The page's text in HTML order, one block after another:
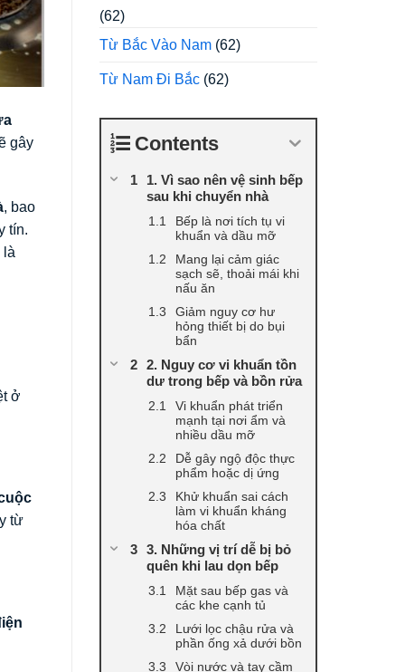
gây
, bao
tín.
là
ở
từ
(62)
Từ Bắc Vào Nam(62)
Từ Nam Đi Bắc(62)
Contents
1. Vì sao nên vệ sinh bếp
sau khi chuyển nhà
Bếp là nơi tích tụ vi
khuẩn và dầu mỡ
Mang lại cảm giác
sạch sẽ, thoải mái khi
nấu ăn
Giảm nguy cơ hư
hỏng thiết bị do bụi
bẩn
2. Nguy cơ vi khuẩn tồn
dư trong bếp và bồn rửa
Vi khuẩn phát triển
mạnh tại nơi ẩm và
nhiều dầu mỡ
Dễ gây ngộ độc thực
phẩm hoặc dị ứng
Khử khuẩn sai cách
làm vi khuẩn kháng
hóa chất
3. Những vị trí dễ bị bỏ
quên khi lau dọn bếp
Mặt sau bếp gas và
các khe cạnh tủ
Lưới lọc chậu rửa và
phần ống xả dưới bồn
Vòi nước và tay cầm